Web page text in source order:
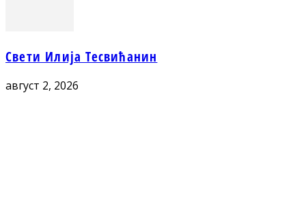
Свети Илија Тесвићанин
август 2, 2026